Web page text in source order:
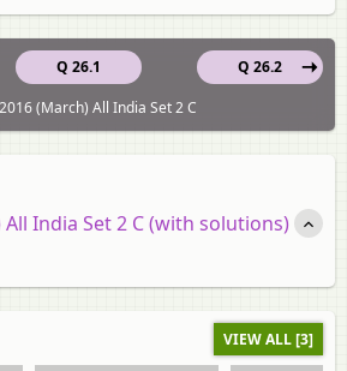
Q 26.1
Q 26.2
(March) All India Set 2 C
India Set 2 C (with solutions)
VIEW ALL [3]